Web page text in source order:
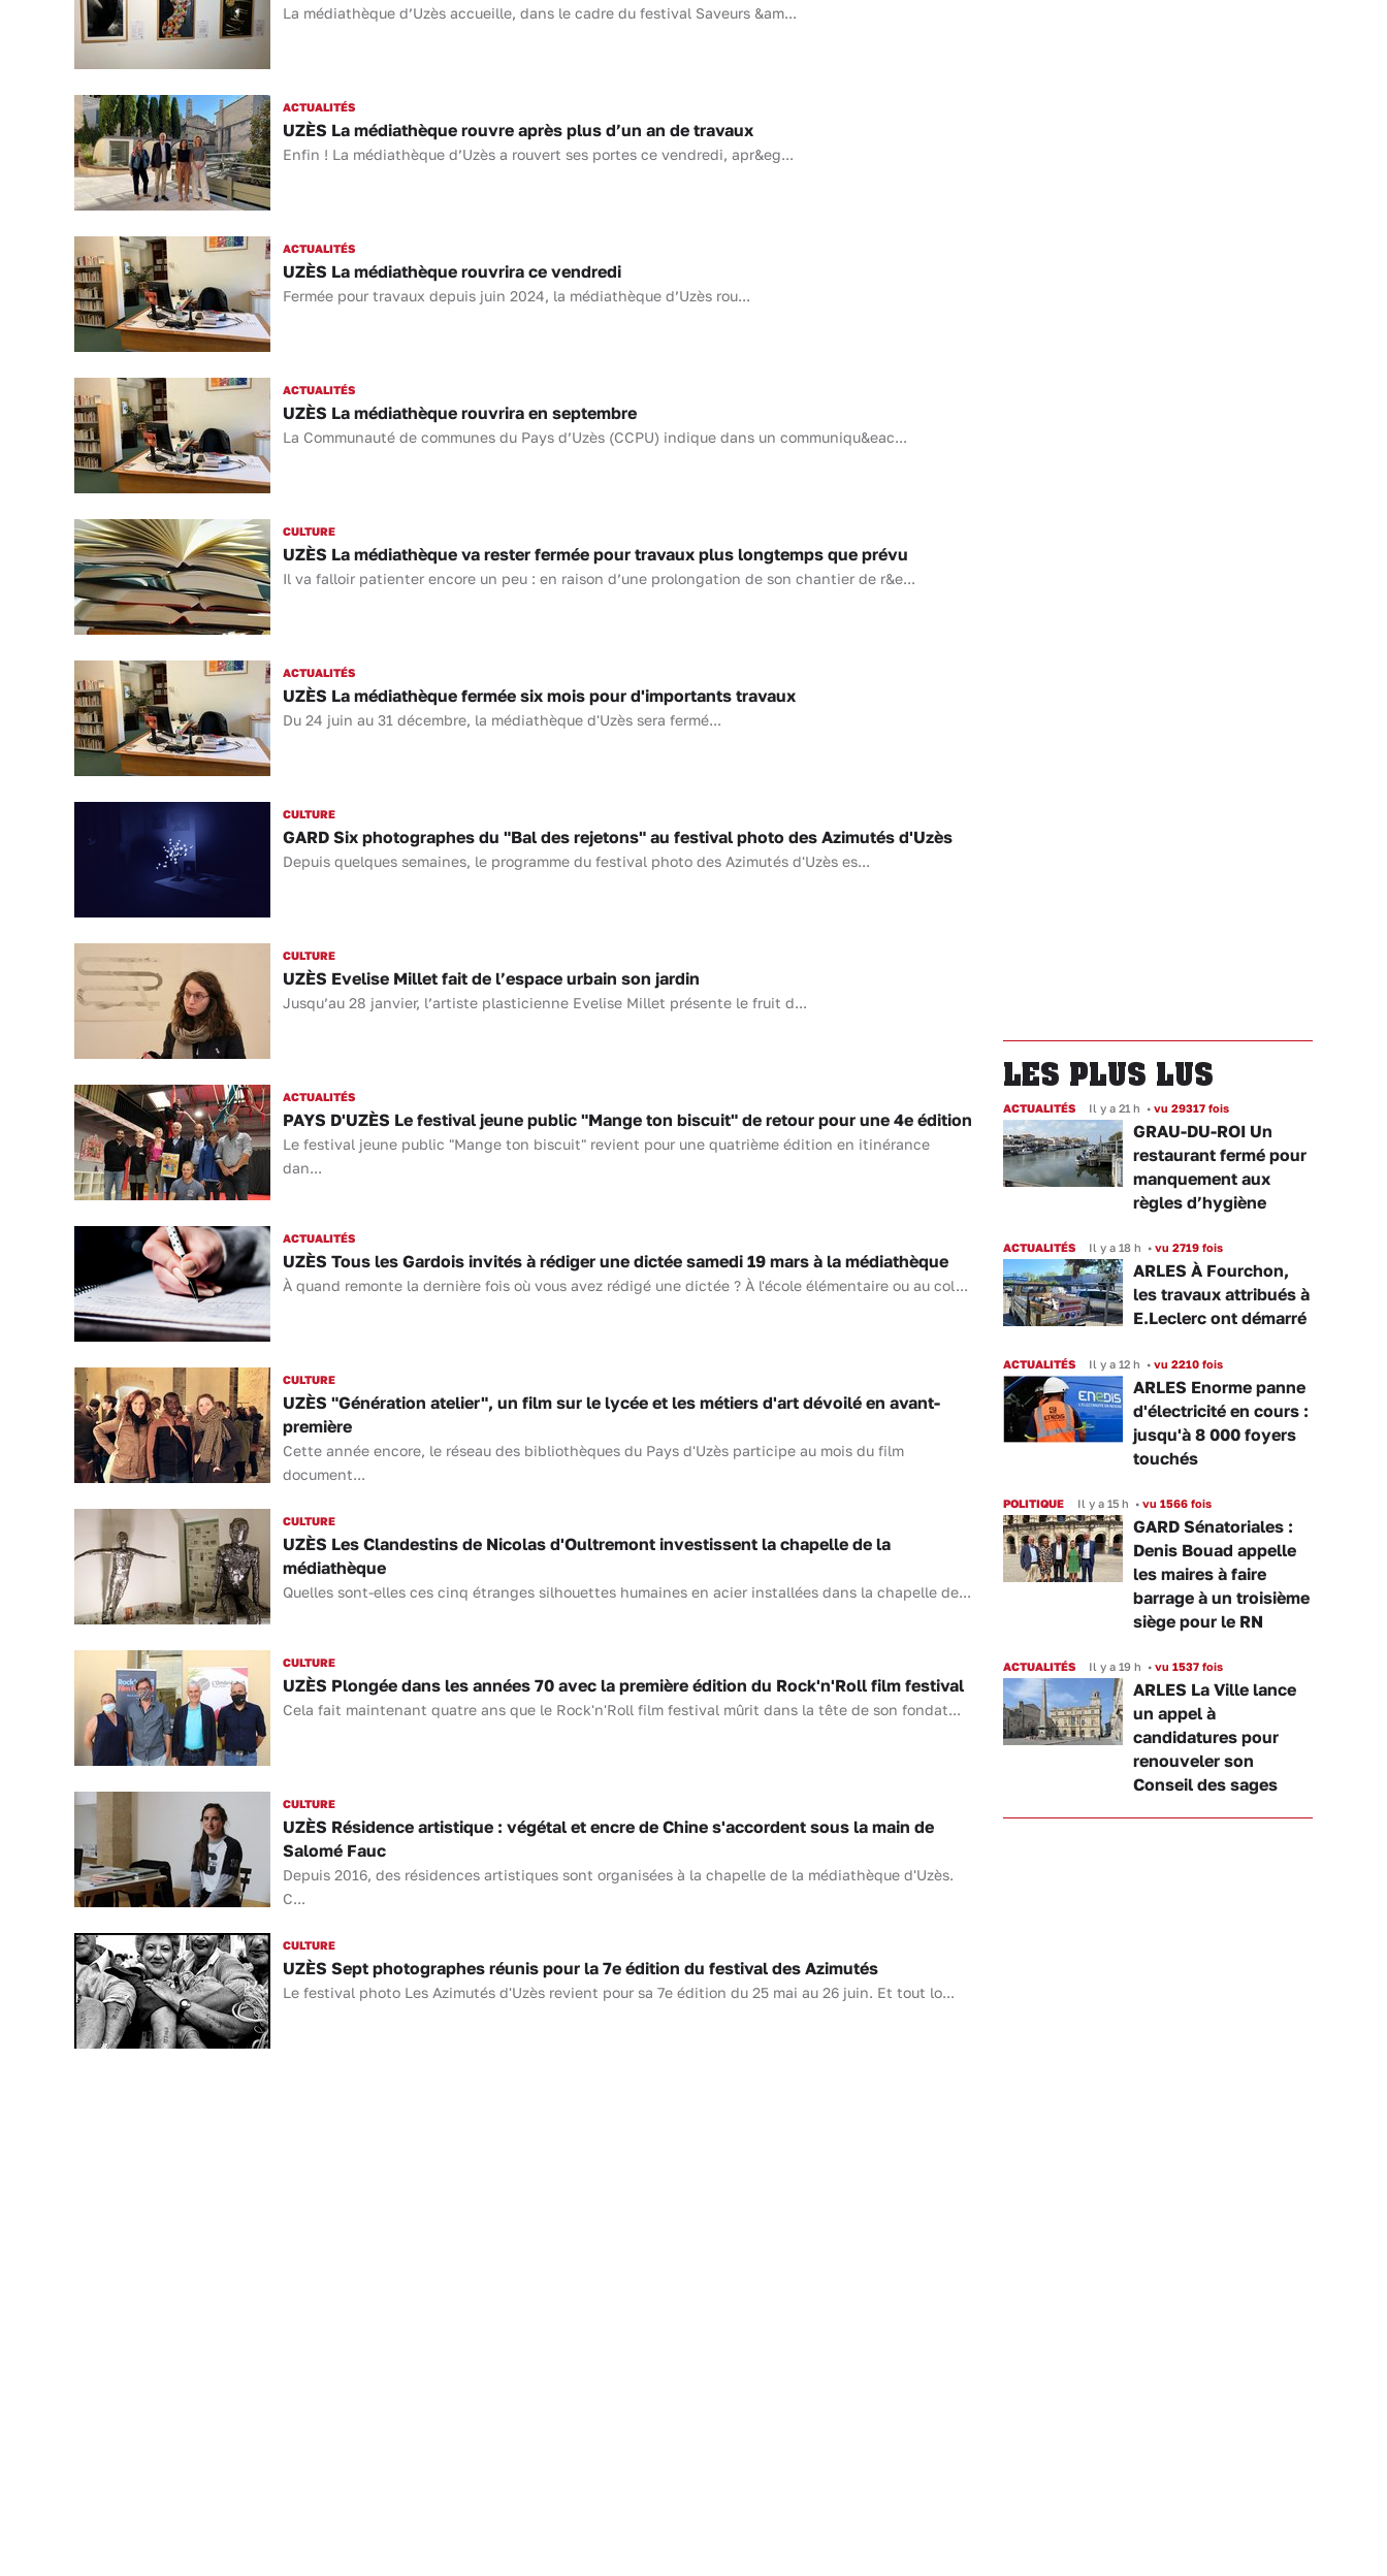
La médiathèque d’Uzès accueille, dans le cadre du festival Saveurs &am...
ACTUALITÉS
UZÈS La médiathèque rouvre après plus d’un an de travaux
Enfin ! La médiathèque d’Uzès a rouvert ses portes ce vendredi, apr&eg...
ACTUALITÉS
UZÈS La médiathèque rouvrira ce vendredi
Fermée pour travaux depuis juin 2024, la médiathèque d’Uzès rou...
ACTUALITÉS
UZÈS La médiathèque rouvrira en septembre
La Communauté de communes du Pays d’Uzès (CCPU) indique dans un communiqu&eac...
CULTURE
UZÈS La médiathèque va rester fermée pour travaux plus longtemps que prévu
Il va falloir patienter encore un peu : en raison d’une prolongation de son chantier de r&e...
ACTUALITÉS
UZÈS La médiathèque fermée six mois pour d'importants travaux
Du 24 juin au 31 décembre, la médiathèque d'Uzès sera fermé...
CULTURE
GARD Six photographes du "Bal des rejetons" au festival photo des Azimutés d'Uzès
Depuis quelques semaines, le programme du festival photo des Azimutés d'Uzès es...
CULTURE
UZÈS Evelise Millet fait de l’espace urbain son jardin
Jusqu’au 28 janvier, l’artiste plasticienne Evelise Millet présente le fruit d...
ACTUALITÉS
PAYS D'UZÈS Le festival jeune public "Mange ton biscuit" de retour pour une 4e édition
Le festival jeune public "Mange ton biscuit" revient pour une quatrième édition en itinérance
dan...
ACTUALITÉS
UZÈS Tous les Gardois invités à rédiger une dictée samedi 19 mars à la médiathèque
À quand remonte la dernière fois où vous avez rédigé une dictée ? À l'école élémentaire ou au col...
CULTURE
UZÈS "Génération atelier", un film sur le lycée et les métiers d'art dévoilé en avant-
première
Cette année encore, le réseau des bibliothèques du Pays d'Uzès participe au mois du film
document...
CULTURE
UZÈS Les Clandestins de Nicolas d'Oultremont investissent la chapelle de la
médiathèque
Quelles sont-elles ces cinq étranges silhouettes humaines en acier installées dans la chapelle de...
CULTURE
UZÈS Plongée dans les années 70 avec la première édition du Rock'n'Roll film festival
Cela fait maintenant quatre ans que le Rock'n'Roll film festival mûrit dans la tête de son fondat...
CULTURE
UZÈS Résidence artistique : végétal et encre de Chine s'accordent sous la main de
Salomé Fauc
Depuis 2016, des résidences artistiques sont organisées à la chapelle de la médiathèque d'Uzès.
C...
CULTURE
UZÈS Sept photographes réunis pour la 7e édition du festival des Azimutés
Le festival photo Les Azimutés d'Uzès revient pour sa 7e édition du 25 mai au 26 juin. Et tout lo...
LES PLUS LUS
ACTUALITÉS Il y a 21 h • vu 29317 fois
GRAU-DU-ROI Un
restaurant fermé pour
manquement aux
règles d’hygiène
ACTUALITÉS Il y a 18 h • vu 2719 fois
ARLES À Fourchon,
les travaux attribués à
E.Leclerc ont démarré
ACTUALITÉS Il y a 12 h • vu 2210 fois
ARLES Enorme panne
d'électricité en cours :
jusqu'à 8 000 foyers
touchés
POLITIQUE Il y a 15 h • vu 1566 fois
GARD Sénatoriales :
Denis Bouad appelle
les maires à faire
barrage à un troisième
siège pour le RN
ACTUALITÉS Il y a 19 h • vu 1537 fois
ARLES La Ville lance
un appel à
candidatures pour
renouveler son
Conseil des sages